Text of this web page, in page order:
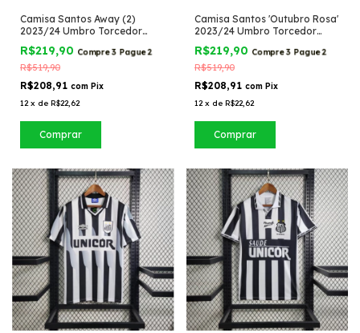
Camisa Santos Away (2)
2023/24 Umbro Torcedor
Masculina
R$219,90 Compre 3 Pague 2
R$519,90
R$208,91 com Pix
12 x de R$22,62
Comprar
Camisa Santos 'Outubro Rosa'
2023/24 Umbro Torcedor
Masculina
R$219,90 Compre 3 Pague 2
R$519,90
R$208,91 com Pix
12 x de R$22,62
Comprar